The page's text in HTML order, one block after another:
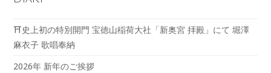
⛩️史上初の特別開門 宝徳山稲荷大社「新奥宮 拝殿」にて 堀澤
麻衣子 歌唱奉納
2026年 新年のご挨拶